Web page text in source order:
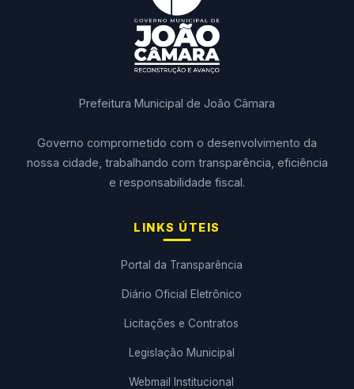
Prefeitura Municipal de João Câmara
Governo comprometido com o desenvolvimento da
nossa cidade, trabalhando com transparência, eficiência
e responsabilidade fiscal.
LINKS ÚTEIS
Portal da Transparência
Diário Oficial Eletrônico
Licitações e Contratos
Legislação Municipal
Webmail Institucional